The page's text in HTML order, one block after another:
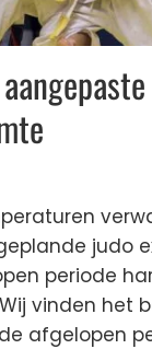
judo
periode
vinden het
afgelopen